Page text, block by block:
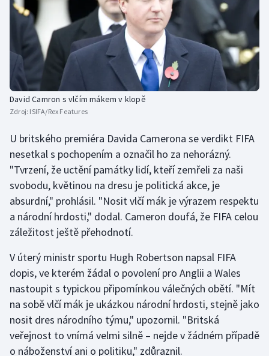
Moderní pětiboj
Motorsport
Olympijské hry
Parasport
Plavání
Plážový volejbal
Ragby
Rychlobruslení
Short track
Sportovní střelba
Stolní tenis
David Camron s vlčím mákem v klopě
Zdroj: ISIFA/Rex Features
U britského premiéra Davida Camerona se verdikt FIFA
nesetkal s pochopením a označil ho za nehorázný.
"Tvrzení, že uctění památky lidí, kteří zemřeli za naši
svobodu, květinou na dresu je politická akce, je
absurdní," prohlásil. "Nosit vlčí mák je výrazem respektu
a národní hrdosti," dodal. Cameron doufá, že FIFA celou
záležitost ještě přehodnotí.
V úterý ministr sportu Hugh Robertson napsal FIFA
dopis, ve kterém žádal o povolení pro Anglii a Wales
nastoupit s typickou připomínkou válečných obětí. "Mít
na sobě vlčí mák je ukázkou národní hrdosti, stejně jako
nosit dres národního týmu," upozornil. "Britská
veřejnost to vnímá velmi silně – nejde v žádném případě
o náboženství ani o politiku," zdůraznil.